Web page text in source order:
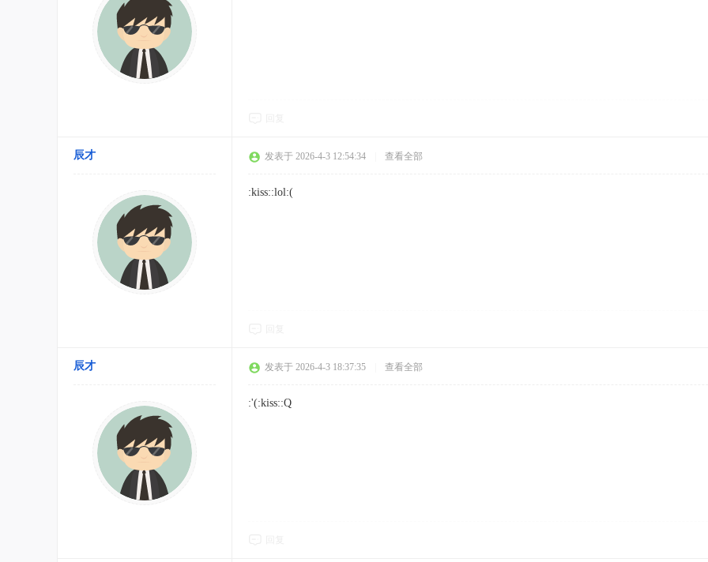
辰才 发表于 2026-4-3 12:54:34 查看全部
:kiss::lol:(
辰才 发表于 2026-4-3 18:37:35 查看全部
:'(:kiss::Q